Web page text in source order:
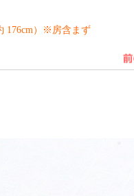
176cm）※房含まず